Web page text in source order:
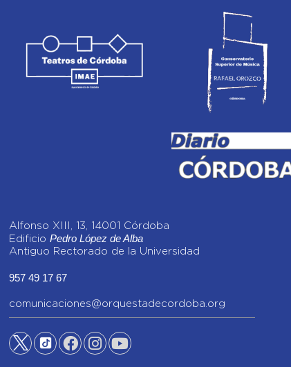
Alfonso XIII, 13, 14001 Córdoba
Edificio Pedro López de Alba
Antiguo Rectorado de la Universidad
957 49 17 67
comunicaciones@orquestadecordoba.org